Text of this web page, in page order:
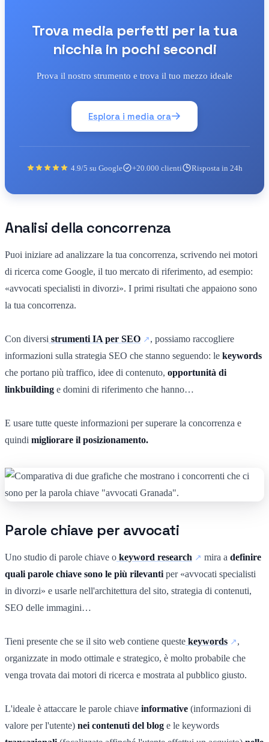
Trova media perfetti per la tua
nicchia in pochi secondi
Prova il nostro strumento e trova il tuo mezzo ideale
Esplora i media ora
4.9/5 su Google +20.000 clienti Risposta in 24h
Analisi della concorrenza
Puoi iniziare ad analizzare la tua concorrenza, scrivendo nei motori
di ricerca come Google, il tuo mercato di riferimento, ad esempio:
«avvocati specialisti in divorzi». I primi risultati che appaiono sono
la tua concorrenza.
Con diversi strumenti IA per SEO
, possiamo raccogliere
informazioni sulla strategia SEO che stanno seguendo: le keywords
che portano più traffico, idee di contenuto, opportunità di
linkbuilding e domini di riferimento che hanno…
E usare tutte queste informazioni per superare la concorrenza e
quindi migliorare il posizionamento.
Parole chiave per avvocati
Uno studio di parole chiave o keyword research mira a definire
quali parole chiave sono le più rilevanti per «avvocati specialisti
in divorzi» e usarle nell'architettura del sito, strategia di contenuti,
SEO delle immagini…
Tieni presente che se il sito web contiene queste keywords
,
organizzate in modo ottimale e strategico, è molto probabile che
venga trovata dai motori di ricerca e mostrata al pubblico giusto.
L'ideale è attaccare le parole chiave informative (informazioni di
valore per l'utente) nei contenuti del blog e le keywords